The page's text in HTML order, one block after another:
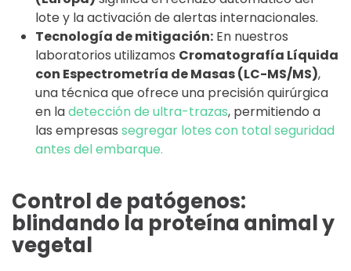
lote y la activación de alertas internacionales.
Tecnología de mitigación: En nuestros
laboratorios utilizamos Cromatografía Líquida
con Espectrometría de Masas (LC-MS/MS),
una técnica que ofrece una precisión quirúrgica
en ladetección de ultra-trazas, permitiendo a
las empresas segregar lotes con total seguridad
antes del embarque.
Control de patógenos:
blindando la proteína animal y
vegetal